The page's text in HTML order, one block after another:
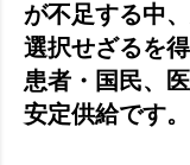
が不足する中
選択せざるを
患者・国民、
安定供給です。